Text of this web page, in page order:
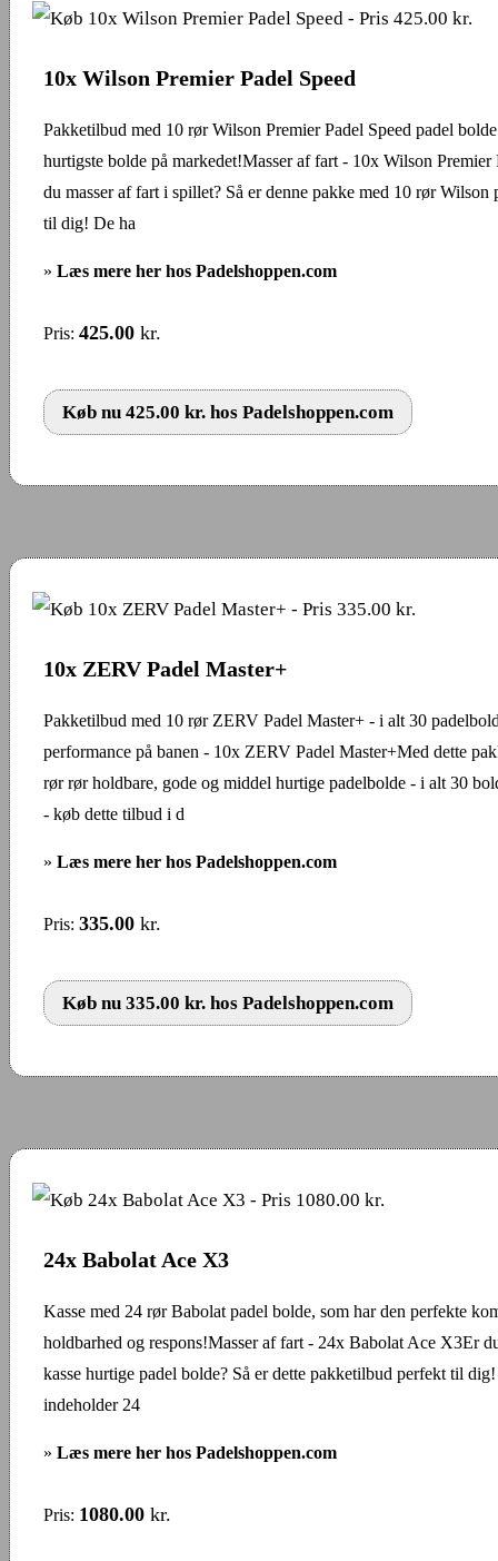
10x Wilson Premier Padel Speed
Pakketilbud med 10 rør Wilson Premier Padel Speed padel
hurtigste bolde på markedet!Masser af fart - 10x Wilson Premier
du masser af fart i spillet? Så er denne pakke med 10 rør Wilson
til dig! De ha
» Læs mere her hos Padelshoppen.com
Pris: 425.00 kr.
Køb nu 425.00 kr. hos Padelshoppen.com
10x ZERV Padel Master+
Pakketilbud med 10 rør ZERV Padel Master+ - i alt 30
performance på banen - 10x ZERV Padel Master+Med dette
rør rør holdbare, gode og middel hurtige padelbolde - i alt 30
- køb dette tilbud i d
» Læs mere her hos Padelshoppen.com
Pris: 335.00 kr.
Køb nu 335.00 kr. hos Padelshoppen.com
24x Babolat Ace X3
Kasse med 24 rør Babolat padel bolde, som har den perfekte
holdbarhed og respons!Masser af fart - 24x Babolat Ace X3Er
kasse hurtige padel bolde? Så er dette pakketilbud perfekt til
indeholder 24
» Læs mere her hos Padelshoppen.com
Pris: 1080.00 kr.